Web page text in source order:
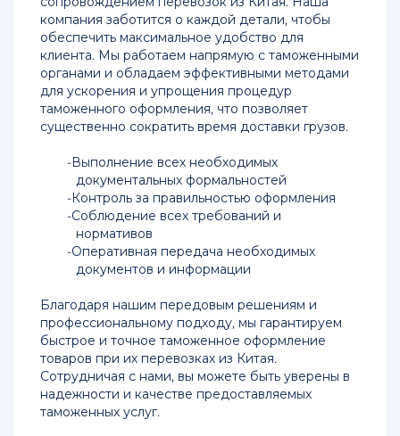
компания заботится о каждой детали, чтобы
обеспечить максимальное удобство для
клиента. Мы работаем напрямую с таможенными
органами и обладаем эффективными методами
для ускорения и упрощения процедур
таможенного оформления, что позволяет
существенно сократить время доставки грузов.
Выполнение всех необходимых
документальных формальностей
Контроль за правильностью оформления
Соблюдение всех требований и
нормативов
Оперативная передача необходимых
документов и информации
Благодаря нашим передовым решениям и
профессиональному подходу, мы гарантируем
быстрое и точное таможенное оформление
товаров при их перевозках из Китая.
Сотрудничая с нами, вы можете быть уверены в
надежности и качестве предоставляемых
таможенных услуг.